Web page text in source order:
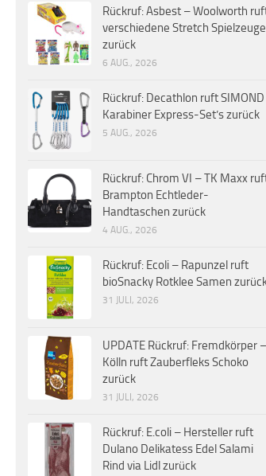
Rückruf: Asbest – Woolworth
verschiedene Stretch Spielzeuge
zurück
6 AUG., 2026
Rückruf: Decathlon ruft SIMOND
Karabiner Express-Set’s zurück
5 AUG., 2026
Rückruf: Chrom VI – TK Maxx
Brampton Echtleder-
Handtaschen zurück
4 AUG., 2026
Rückruf: Ecoli – Rapunzel ruft
bioSnacky Rotklee Samen
31 JULI, 2026
UPDATE Rückruf: Fremdkörper –
Kölln ruft Zauberfleks Schoko
zurück
31 JULI, 2026
Rückruf: E.coli – Hersteller ruft
Dulano Delikatess Edel Salami
Rind via Lidl zurück